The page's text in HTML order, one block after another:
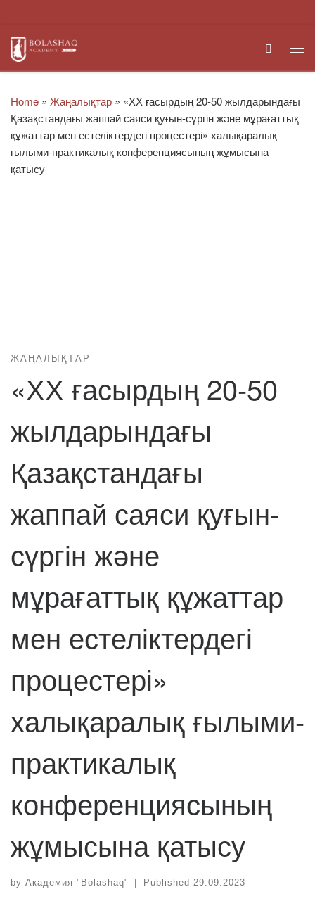
Search
Home » Жаңалықтар » «ХХ ғасырдың 20-50 жылдарындағы
Қазақстандағы жаппай саяси қуғын-сүргін және мұрағаттық
құжаттар мен естеліктердегі процестері» халықаралық
ғылыми-практикалық конференциясының жұмысына
қатысу
ЖАҢАЛЫҚТАР
«ХХ ғасырдың 20-50
жылдарындағы
Қазақстандағы
жаппай саяси қуғын-
сүргін және
мұрағаттық құжаттар
мен естеліктердегі
процестері»
халықаралық ғылыми-
практикалық
конференциясының
жұмысына қатысу
by Академия "Bolashaq" | Published 29.09.2023